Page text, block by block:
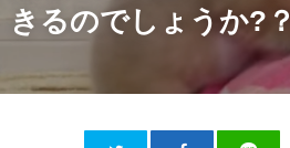
きるのでしょうか?？